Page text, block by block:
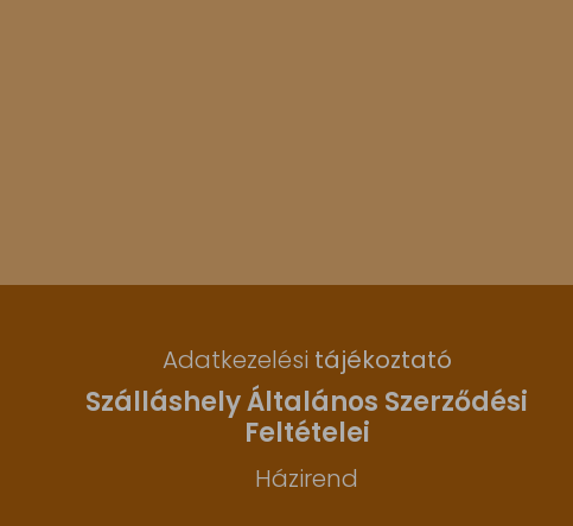
Adatkezelési tájékoztató
Szálláshely Általános Szerződési
Feltételei
Házirend